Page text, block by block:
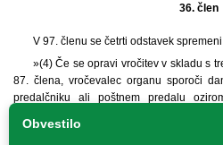
36. člen
V 97. členu se četrti odstavek
»(4) Če se opravi vročitev v skladu s
87. člena, vročevalec organu sporoči
predalčniku ali poštnem predalu
Obvestilo